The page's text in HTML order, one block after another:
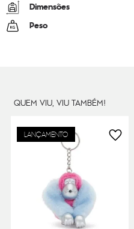
Dimensões
Peso
QUEM VIU, VIU TAMBÉM!
LANÇAMENTO